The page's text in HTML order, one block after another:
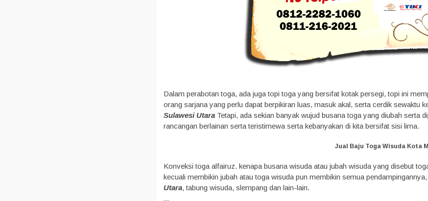
Dalam perabotan toga, ada juga topi toga yang bersifat kotak persegi, topi ini
orang sarjana yang perlu dapat berpikiran luas, masuk akal, serta cerdik sewaktu
Sulawesi Utara Tetapi, ada sekian banyak wujud busana toga yang diubah serta
rancangan berlainan serta teristimewa serta kebanyakan di kita bersifat sisi lima.
Jual Baju Toga Wisuda Kota
Konveksi toga alfairuz. kenapa busana wisuda atau jubah wisuda yang disebut
kecuali membikin jubah atau toga wisuda pun membikin semua
Utara, tabung wisuda, slempang dan lain-lain.